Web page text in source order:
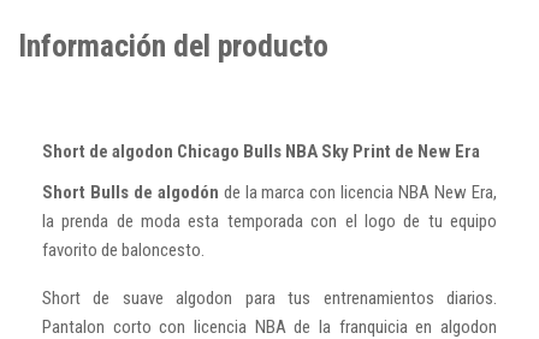
Información del producto
Short de algodon Chicago Bulls NBA Sky Print de New Era
Short Bulls de algodón de la marca con licencia NBA New Era,
la prenda de moda esta temporada con el logo de tu equipo
favorito de baloncesto.
Short de suave algodon para tus entrenamientos diarios.
Pantalon corto con licencia NBA de la franquicia en algodon